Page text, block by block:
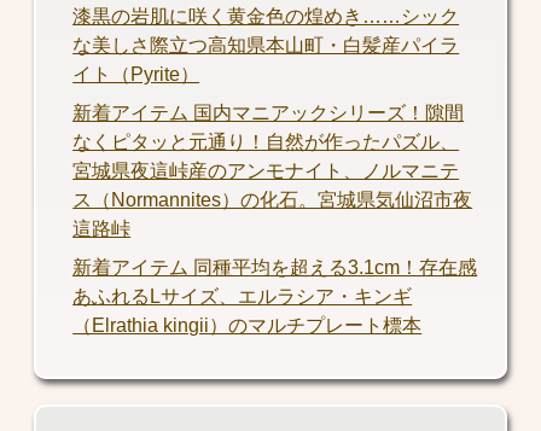
漆黒の岩肌に咲く黄金色の煌めき……シック
な美しさ際立つ高知県本山町・白髪産パイラ
イト（Pyrite）
新着アイテム 国内マニアックシリーズ！隙間
なくピタッと元通り！自然が作ったパズル、
宮城県夜這峠産のアンモナイト、ノルマニテ
ス（Normannites）の化石。宮城県気仙沼市夜
這路峠
新着アイテム 同種平均を超える3.1cm！存在感
あふれるLサイズ、エルラシア・キンギ
（Elrathia kingii）のマルチプレート標本